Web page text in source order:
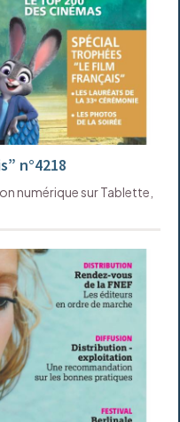
n°4218
numérique sur Tablette,